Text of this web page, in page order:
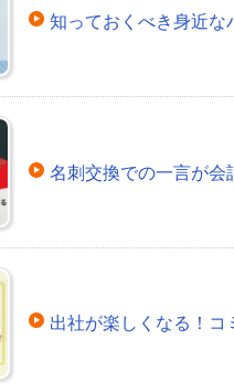
知っておくべき身近な
名刺交換での一言が会
出社が楽しくなる！コ